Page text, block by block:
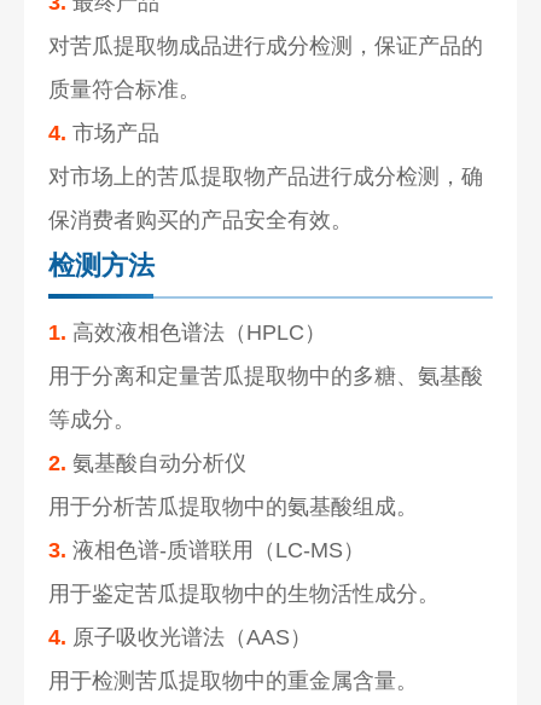
对苦瓜提取物成品进行成分检测，保证产品的
质量符合标准。
4. 市场产品
对市场上的苦瓜提取物产品进行成分检测，确
保消费者购买的产品安全有效。
检测方法
1. 高效液相色谱法（HPLC）
用于分离和定量苦瓜提取物中的多糖、氨基酸
等成分。
2. 氨基酸自动分析仪
用于分析苦瓜提取物中的氨基酸组成。
3. 液相色谱-质谱联用（LC-MS）
用于鉴定苦瓜提取物中的生物活性成分。
4. 原子吸收光谱法（AAS）
用于检测苦瓜提取物中的重金属含量。